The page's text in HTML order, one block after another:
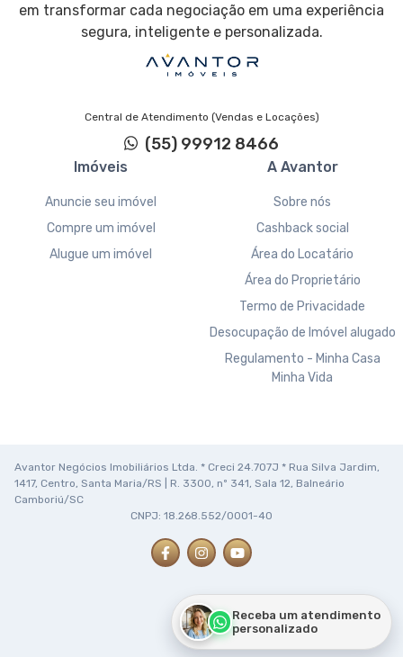
em transformar cada negociação em uma experiência
segura, inteligente e personalizada.
Central de Atendimento (Vendas e Locações)
(55) 99912 8466
Imóveis
Anuncie seu imóvel
Compre um imóvel
Alugue um imóvel
A Avantor
Sobre nós
Cashback social
Área do Locatário
Área do Proprietário
Termo de Privacidade
Desocupação de Imóvel alugado
Regulamento - Minha Casa
Minha Vida
Avantor Negócios Imobiliários Ltda. * Creci 24.707J * Rua Silva Jardim,
1417, Centro, Santa Maria/RS | R. 3300, nº 341, Sala 12, Balneário
Camboriú/SC
CNPJ: 18.268.552/0001-40
Receba um atendimento
personalizado